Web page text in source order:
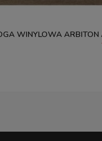
WINYLOWA